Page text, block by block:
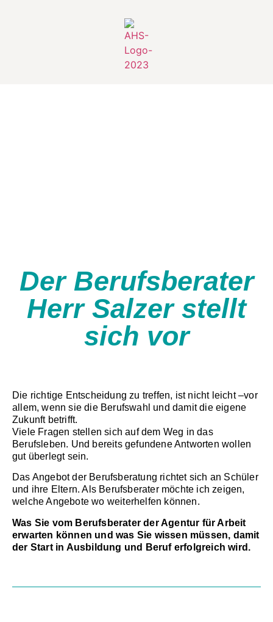
Der Berufsberater
Herr Salzer stellt
sich vor
Die richtige Entscheidung zu treffen, ist nicht leicht–vor
allem, wenn sie die Berufswahl und damit die eigene
Zukunft betrifft.
Viele Fragen stellen sich auf dem Weg in das
Berufsleben. Und bereits gefundene Antworten wollen
gut überlegt sein.
Das Angebot der Berufsberatung richtet sich an Schüler
und ihre Eltern. Als Berufsberater möchte ich zeigen,
welche Angebote wo weiterhelfen können.
Was Sie vom Berufsberater der Agentur für Arbeit
erwarten können und was Sie wissen müssen, damit
der Start in Ausbildung und Beruf erfolgreich wird.